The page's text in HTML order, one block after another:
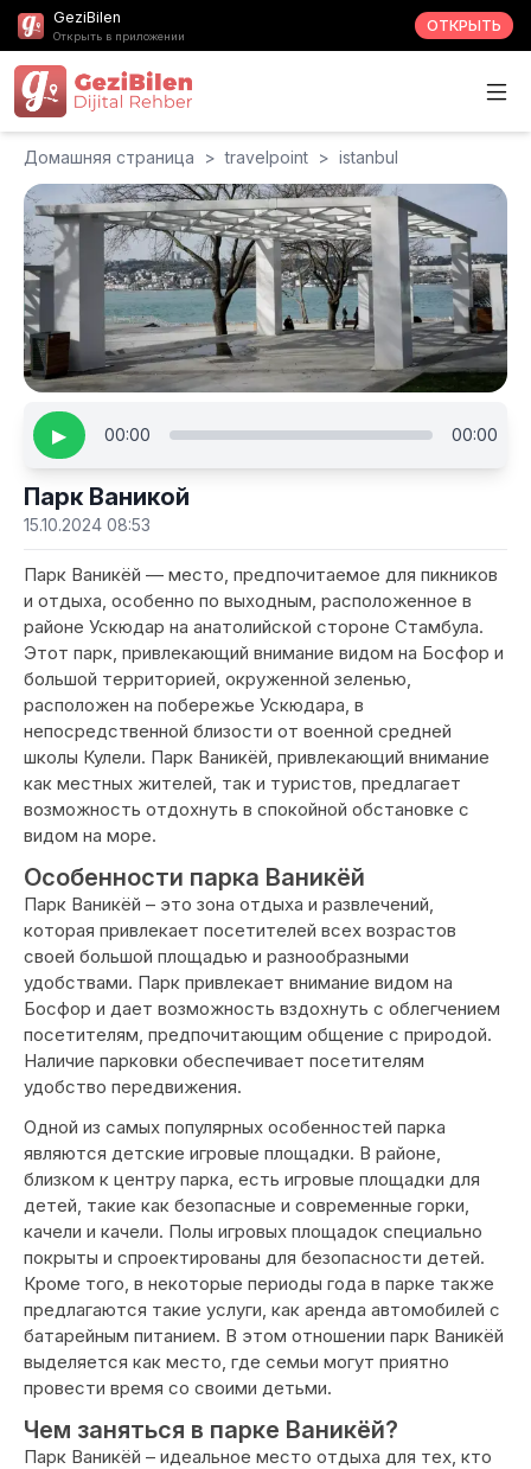
GeziBilen
Открыть в приложении
ОТКРЫТЬ
Домашняя страница > travelpoint > istanbul
▶ 00:00 00:00
Парк Ваникой
15.10.2024 08:53
Парк Ваникёй — место, предпочитаемое для пикников
и отдыха, особенно по выходным, расположенное в
районе Ускюдар на анатолийской стороне Стамбула.
Этот парк, привлекающий внимание видом на Босфор и
большой территорией, окруженной зеленью,
расположен на побережье Ускюдара, в
непосредственной близости от военной средней
школы Кулели. Парк Ваникёй, привлекающий внимание
как местных жителей, так и туристов, предлагает
возможность отдохнуть в спокойной обстановке с
видом на море.
Особенности парка Ваникёй
Парк Ваникёй – это зона отдыха и развлечений,
которая привлекает посетителей всех возрастов
своей большой площадью и разнообразными
удобствами. Парк привлекает внимание видом на
Босфор и дает возможность вздохнуть с облегчением
посетителям, предпочитающим общение с природой.
Наличие парковки обеспечивает посетителям
удобство передвижения.
Одной из самых популярных особенностей парка
являются детские игровые площадки. В районе,
близком к центру парка, есть игровые площадки для
детей, такие как безопасные и современные горки,
качели и качели. Полы игровых площадок специально
покрыты и спроектированы для безопасности детей.
Кроме того, в некоторые периоды года в парке также
предлагаются такие услуги, как аренда автомобилей с
батарейным питанием. В этом отношении парк Ваникёй
выделяется как место, где семьи могут приятно
провести время со своими детьми.
Чем заняться в парке Ваникёй?
Парк Ваникёй – идеальное место отдыха для тех, кто